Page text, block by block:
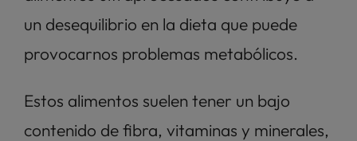
un desequilibrio en la dieta que puede
provocarnos problemas metabólicos.
Estos alimentos suelen tener un bajo
contenido de fibra, vitaminas y minerales,